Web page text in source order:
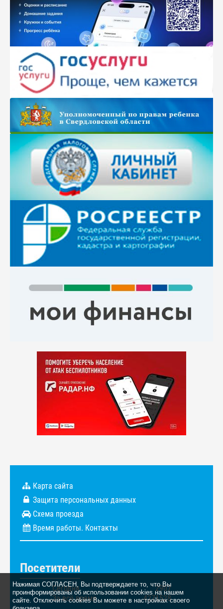
Нажимая СОГЛАСЕН, Вы подтверждаете то, что Вы
проинформированы об использовании cookies на нашем
сайте. Отключить cookies Вы можете в настройках своего
Карта сайта
Защита персональных данных
Схема проезда
Время работы. Контакты
Посетители
Сегодня
2907
За всё время
4271528